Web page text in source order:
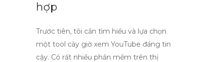
hợp
Trước tiên, tôi cần tìm hiểu và lựa chọn
một tool cày giờ xem YouTube đáng tin
cậy. Có rất nhiều phần mềm trên thị